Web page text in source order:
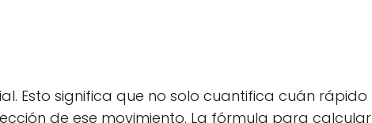
Esto significa que no solo cuantifica cuán rápido
de ese movimiento. La fórmula para calcular